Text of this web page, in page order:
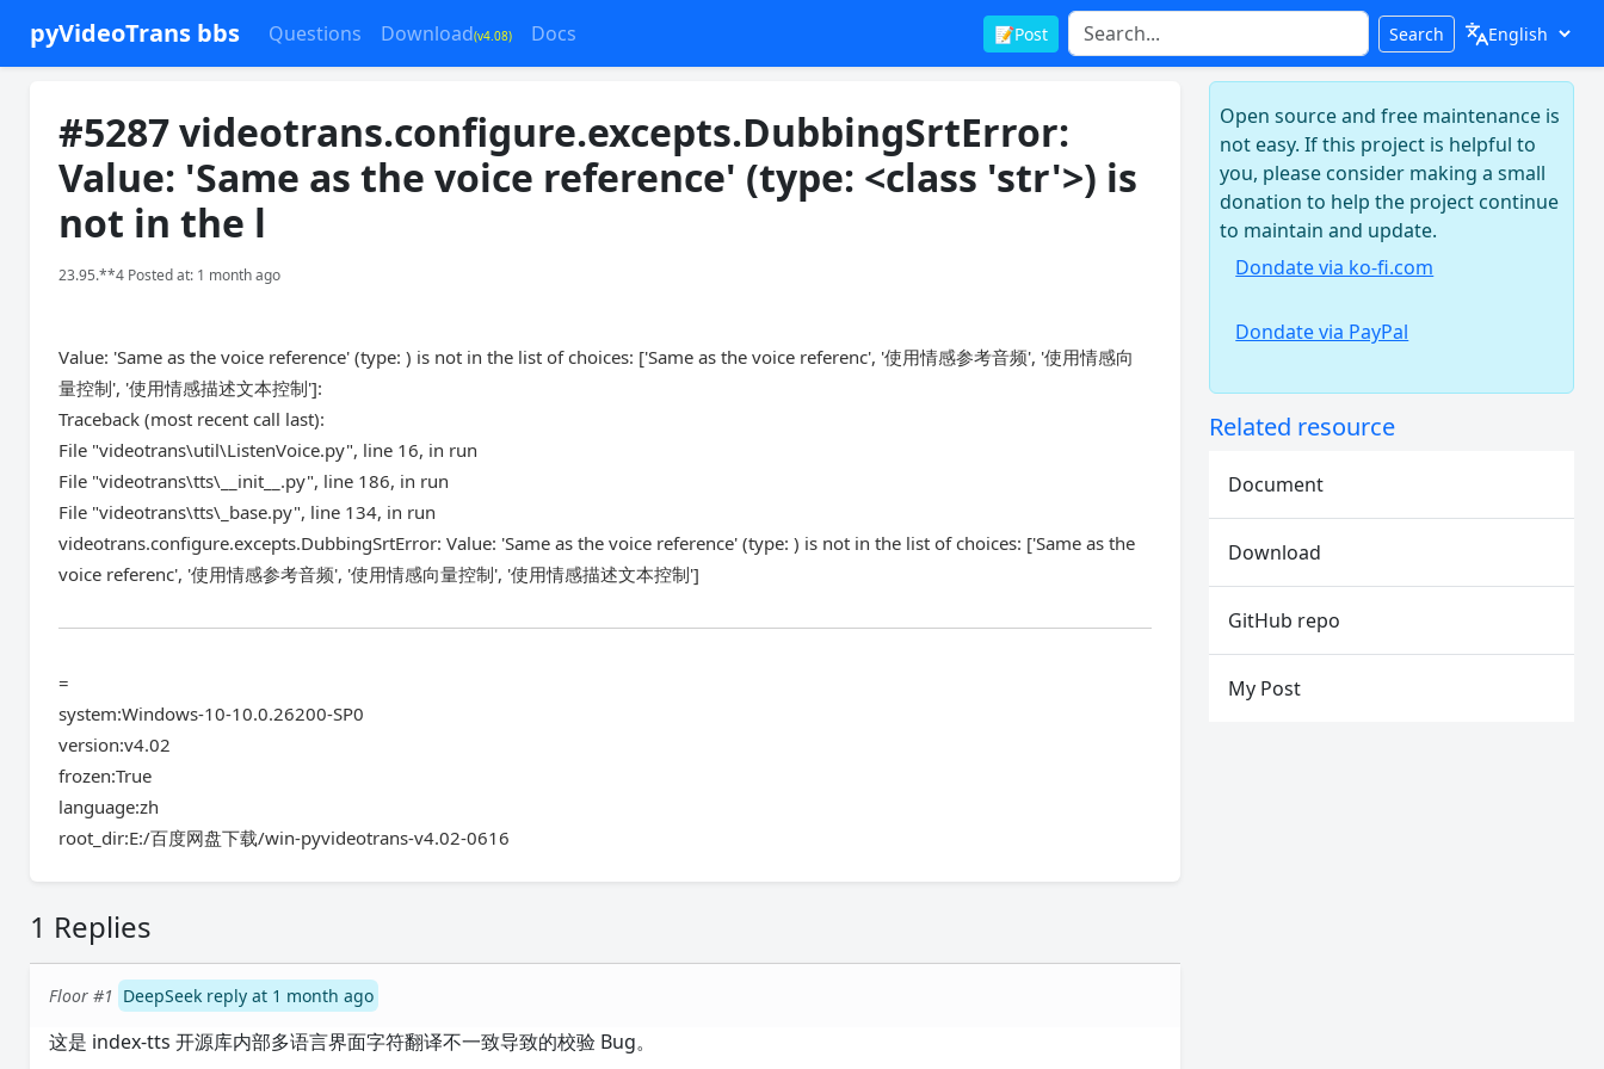
pyVideoTrans bbs Questions Download(v4.08) Docs 📝Post Search
#5287 videotrans.configure.excepts.DubbingSrtError:
Value: 'Same as the voice reference' (type: <class 'str'>) is
not in the l
23.95.**4 Posted at: 1 month ago
Value: 'Same as the voice reference' (type: ) is not in the list of choices: ['Same as the voice referenc', '使用情感参考音频', '使用情感向
量控制', '使用情感描述文本控制']:
Traceback (most recent call last):
File "videotrans\util\ListenVoice.py", line 16, in run
File "videotrans\tts\__init__.py", line 186, in run
File "videotrans\tts\_base.py", line 134, in run
videotrans.configure.excepts.DubbingSrtError: Value: 'Same as the voice reference' (type: ) is not in the list of choices: ['Same as the
voice referenc', '使用情感参考音频', '使用情感向量控制', '使用情感描述文本控制']
=
system:Windows-10-10.0.26200-SP0
version:v4.02
frozen:True
language:zh
root_dir:E:/百度网盘下载/win-pyvideotrans-v4.02-0616
1 Replies
Floor #1 DeepSeek reply at 1 month ago
这是 index-tts 开源库内部多语言界面字符翻译不一致导致的校验 Bug。
Open source and free maintenance is
not easy. If this project is helpful to
you, please consider making a small
donation to help the project continue
to maintain and update.
Dondate via ko-fi.com
Dondate via PayPal
Related resource
Document
Download
GitHub repo
My Post